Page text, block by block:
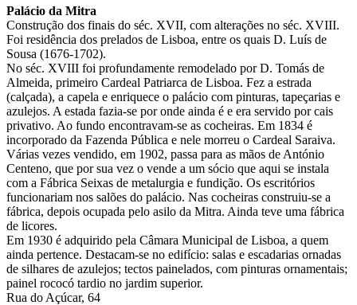
Palácio da Mitra
Construção dos finais do séc. XVII, com alterações no séc. XVIII.
Foi residência dos prelados de Lisboa, entre os quais D. Luís de
Sousa (1676-1702).
No séc. XVIII foi profundamente remodelado por D. Tomás de
Almeida, primeiro Cardeal Patriarca de Lisboa. Fez a estrada
(calçada), a capela e enriquece o palácio com pinturas, tapeçarias e
azulejos. A estada fazia-se por onde ainda é e era servido por cais
privativo. Ao fundo encontravam-se as cocheiras. Em 1834 é
incorporado da Fazenda Pública e nele morreu o Cardeal Saraiva.
Várias vezes vendido, em 1902, passa para as mãos de António
Centeno, que por sua vez o vende a um sócio que aqui se instala
com a Fábrica Seixas de metalurgia e fundição. Os escritórios
funcionariam nos salões do palácio. Nas cocheiras construiu-se a
fábrica, depois ocupada pelo asilo da Mitra. Ainda teve uma fábrica
de licores.
Em 1930 é adquirido pela Câmara Municipal de Lisboa, a quem
ainda pertence. Destacam-se no edifício: salas e escadarias ornadas
de silhares de azulejos; tectos painelados, com pinturas ornamentais;
painel rococó tardio no jardim superior.
Rua do Açúcar, 64